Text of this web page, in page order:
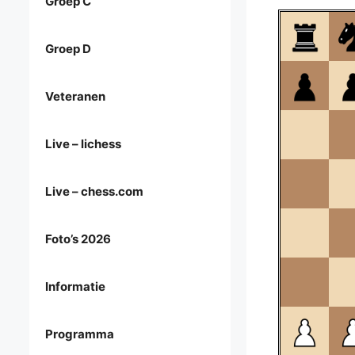
Groep D
Veteranen
Live – lichess
Live – chess.com
Foto’s 2026
Informatie
Programma